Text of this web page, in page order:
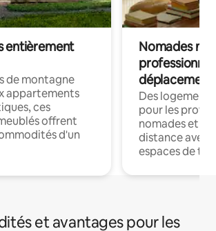
entièrement
de montagne
appartements
ces
offrent
d'un
Nomades
déplacement
Des
pour les
nomades et
distance avec
espaces de
et avantages pour les